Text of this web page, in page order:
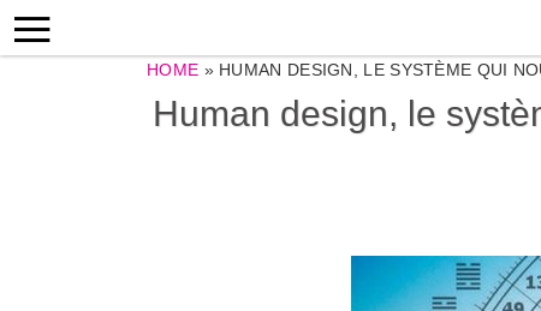
HOME » HUMAN DESIGN, LE SYSTÈME QUI
Human design, le